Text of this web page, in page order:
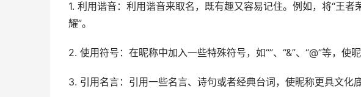
1. 利用谐音：利用谐音来取名，既有趣又容易记住。例如，将“王者
耀”。
2. 使用符号：在昵称中加入一些特殊符号，如“”、“&”、“@”等，使
3. 引用名言：引用一些名言、诗句或者经典台词，使昵称更具文化底